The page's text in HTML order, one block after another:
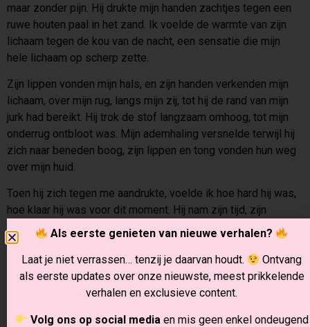
maar zonder pijn. Hij drukte mijn handen zachtjes tegen een
ruwe houten paal in het zand. Ik voelde de warmte van zijn
lichaam tegen de kou van de nacht, een sensatie die mijn
hele lichaam op scherp zette.
Zijn lippen vonden mijn hals, en zijn handen verkenden mijn
lichaam, over mijn rug, langs mijn zij, tot hij de rand van mijn
jurk had bereikt. Hij trok de stof langzaam omhoog, tot mijn
onderrug ontbloot was. Mijn ademhaling versnelde terwijl hij
zich naar beneden boog, zijn lippen en tong vonden hun weg
over mijn huid.
Toen hij zich tegen me aandrukte, voelde ik hoe hard hij was,
hoe klaar hij was voor dit moment. Hij nam zijn tijd, zijn
handen vonden mijn heupen terwijl hij zich langzaam in me
liet glijden. Een luide zucht van genot ontsnapte aan mijn
lippen terwijl mijn lichaam zich aan hem overgaf.
Zijn bewegingen waren doelgericht en krachtig, elke stoot
vingers zachtjes over mijn kontje gleden en een lichte druk
Als eerste genieten van nieuwe verhalen?
Laat je niet verrassen… tenzij je daarvan houdt.
Ontvang
als eerste updates over onze nieuwste, meest prikkelende
verhalen en exclusieve content.
Volg ons op social media en mis geen enkel ondeugend